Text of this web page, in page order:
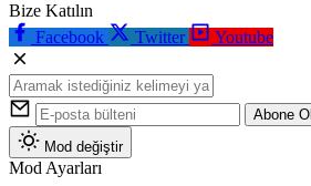
Bize Katılın
Facebook
Twitter Youtube
Abone Ol
Mod değiştir
Mod Ayarları